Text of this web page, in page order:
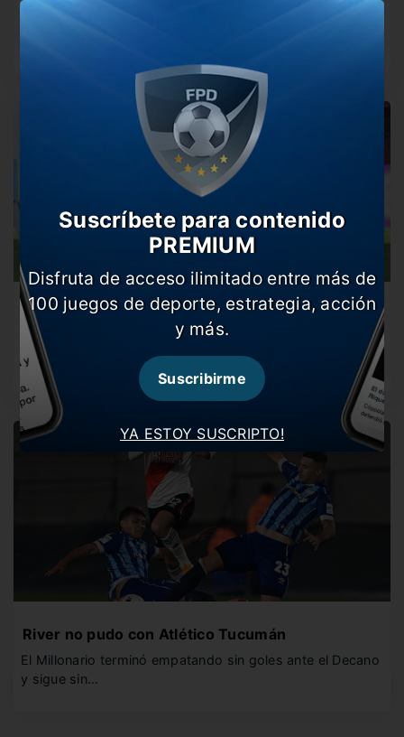
El Decano no pudo con Arsenal en condición de visitante
Parejo duelo en el norte
Desde las 16:30 horas se medirán el Decano y el Granate
en…
River no pudo con Atlético Tucumán
El Millonario terminó empatando sin goles ante el Decano
y sigue sin…
YA ESTOY SUSCRIPTO!
Suscríbete para contenido
PREMIUM
Disfruta de acceso ilimitado entre más de
100 juegos de deporte, estrategia, acción
y más.
Suscribirme